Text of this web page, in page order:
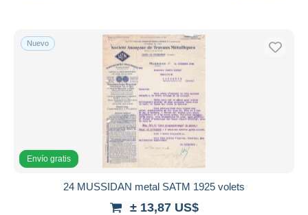
Nuevo
Envío gratis
24 MUSSIDAN metal SATM 1925 volets
± 13,87 US$